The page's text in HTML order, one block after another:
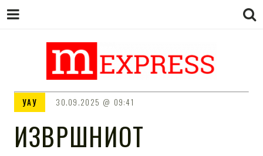
M EXPRESS
УАУ 30.09.2025 09:41
ИЗВРШНИОТ